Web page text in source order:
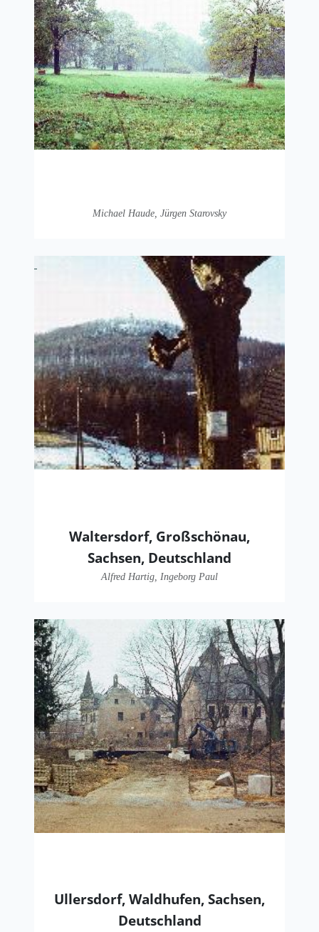
Michael Haude, Jürgen Starovsky
Waltersdorf, Großschönau,
Sachsen, Deutschland
Alfred Hartig, Ingeborg Paul
Ullersdorf, Waldhufen, Sachsen,
Deutschland